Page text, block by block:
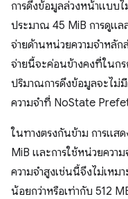
การดึงข้อมูลล่วงหน้าแบบ
ประมาณ 45 MiB การดูแล
จ่ายด้านหน่วยความจำหลั
จ่ายนี้จะค่อนข้างคงที่ในกร
ปริมาณการดึงข้อมูลจะไ
ความจำที่ NoState
ในทางตรงกันข้าม การแส
MiB และการใช้หน่วยควา
ความจำสูงเช่นนี้จึงไม่เหม
น้อยกว่าหรือเท่ากับ 512